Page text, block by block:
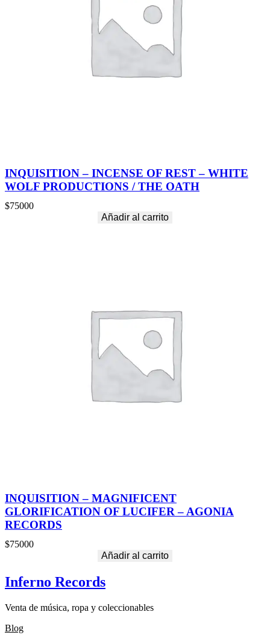
INQUISITION – INCENSE OF REST – WHITE
WOLF PRODUCTIONS / THE OATH
$75000
Añadir al carrito
INQUISITION – MAGNIFICENT
GLORIFICATION OF LUCIFER – AGONIA
RECORDS
$75000
Añadir al carrito
Inferno Records
Venta de música, ropa y coleccionables
Blog